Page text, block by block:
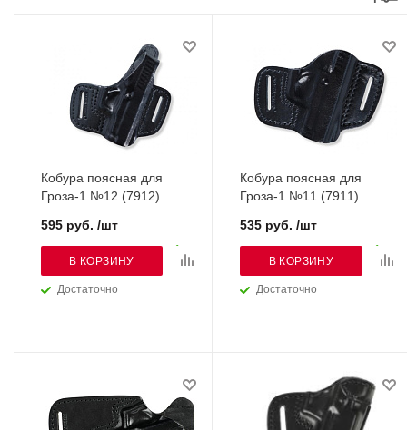
Кобура поясная для
Гроза-1 №12 (7912)
Достаточно
595 руб. /шт
В КОРЗИНУ
Кобура поясная для
Гроза-1 №11 (7911)
Достаточно
535 руб. /шт
В КОРЗИНУ